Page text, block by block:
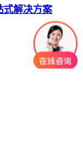
式解决方案